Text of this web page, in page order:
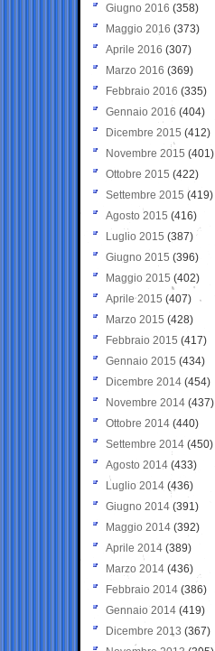
Giugno 2016 (358)
Maggio 2016 (373)
Aprile 2016 (307)
Marzo 2016 (369)
Febbraio 2016 (335)
Gennaio 2016 (404)
Dicembre 2015 (412)
Novembre 2015 (401)
Ottobre 2015 (422)
Settembre 2015 (419)
Agosto 2015 (416)
Luglio 2015 (387)
Giugno 2015 (396)
Maggio 2015 (402)
Aprile 2015 (407)
Marzo 2015 (428)
Febbraio 2015 (417)
Gennaio 2015 (434)
Dicembre 2014 (454)
Novembre 2014 (437)
Ottobre 2014 (440)
Settembre 2014 (450)
Agosto 2014 (433)
Luglio 2014 (436)
Giugno 2014 (391)
Maggio 2014 (392)
Aprile 2014 (389)
Marzo 2014 (436)
Febbraio 2014 (386)
Gennaio 2014 (419)
Dicembre 2013 (367)